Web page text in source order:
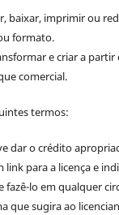
baixar, imprimir ou
formato.
e criar a partir
comercial.
termos:
dar o crédito
para a licença e
fazê-lo em qualquer
que sugira ao